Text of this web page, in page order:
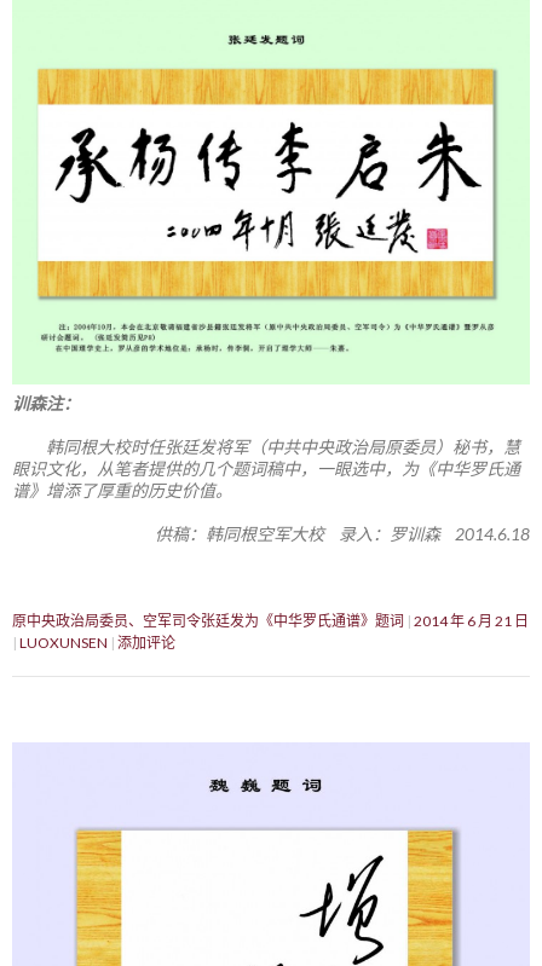
训森注：
韩同根大校时任张廷发将军（中共中央政治局原委员）秘书，慧
眼识文化，从笔者提供的几个题词稿中，一眼选中，为《中华罗氏通
谱》增添了厚重的历史价值。
供稿：韩同根空军大校 录入：罗训森 2014.6.18
原中央政治局委员、空军司令张廷发为《中华罗氏通谱》题词 2014 年 6 月 21 日
LUOXUNSEN 添加评论